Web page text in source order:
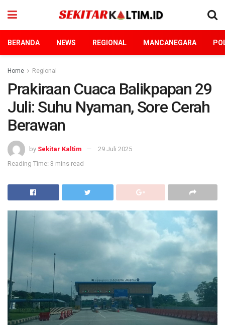
BERANDA NEWS REGIONAL MANCANEGARA
Home Regional
Prakiraan Cuaca Balikpapan 29
Juli: Suhu Nyaman, Sore Cerah
Berawan
by Sekitar Kaltim
29 Juli 2025
Reading Time: 3 mins read